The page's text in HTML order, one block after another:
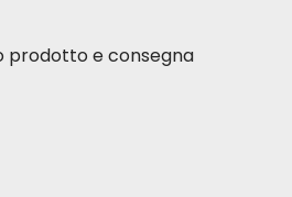
e consegna